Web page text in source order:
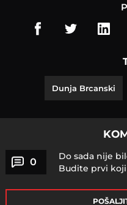
Dunja Brcanski
0
Do sada nije
Budite prvi